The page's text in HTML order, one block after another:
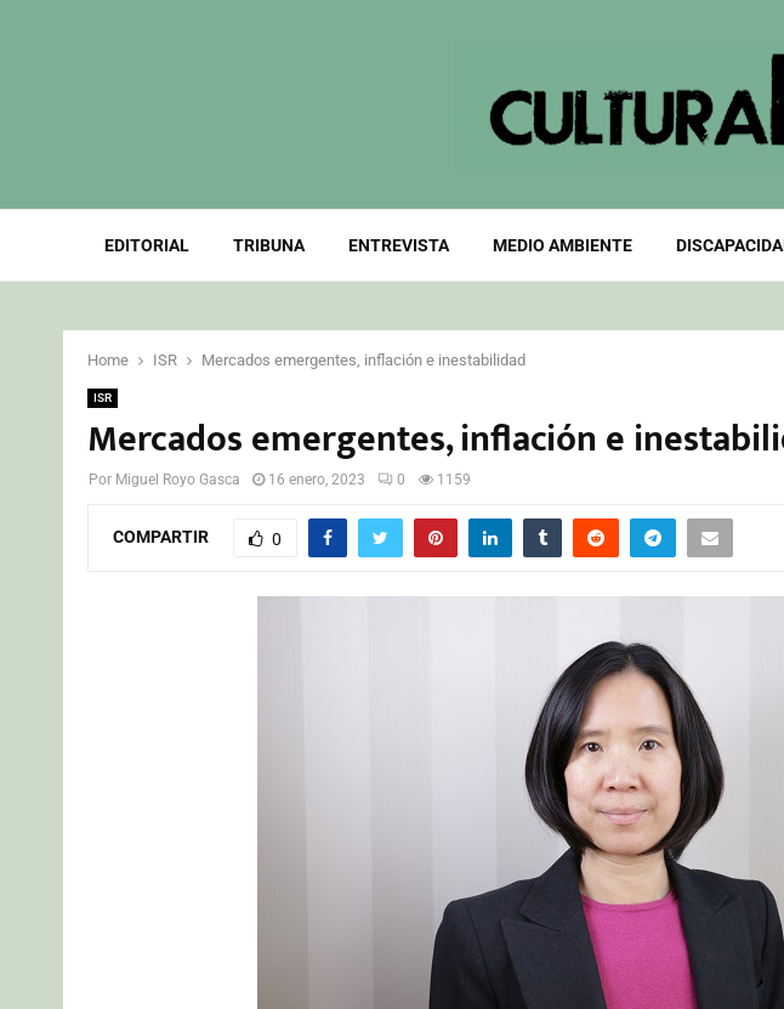
EDITORIAL TRIBUNA ENTREVISTA MEDIO AMBIENTE
Home ISR Mercados emergentes, inflación e inestabilidad
ISR
Mercados emergentes, inflación e
Por Miguel Royo Gasca 16 enero, 2023 0 1159
COMPARTIR 0